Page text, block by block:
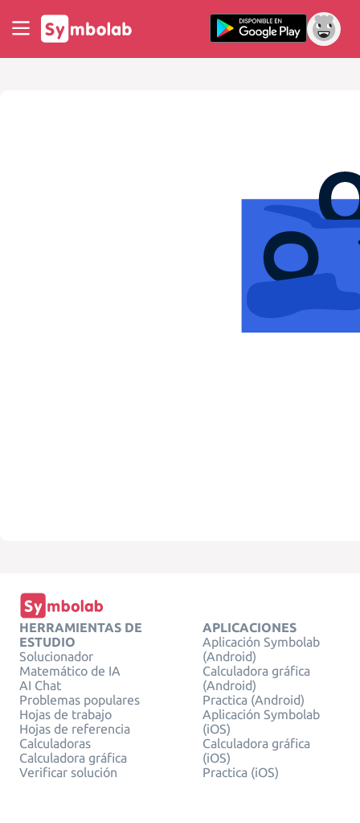
HERRAMIENTAS DE
ESTUDIO
Solucionador
Matemático de IA
AI Chat
Problemas populares
Hojas de trabajo
Hojas de referencia
Calculadoras
Calculadora gráfica
Verificar solución
APLICACIONES
Aplicación Symbolab
(Android)
Calculadora gráfica
(Android)
Practica (Android)
Aplicación Symbolab
(iOS)
Calculadora gráfica
(iOS)
Practica (iOS)